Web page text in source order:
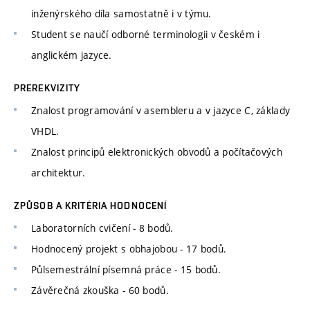
inženýrského díla samostatně i v týmu.
Student se naučí odborné terminologii v českém i
anglickém jazyce.
PREREKVIZITY
Znalost programování v asembleru a v jazyce C, základy
VHDL.
Znalost principů elektronických obvodů a počítačových
architektur.
ZPŮSOB A KRITÉRIA HODNOCENÍ
Laboratorních cvičení - 8 bodů.
Hodnocený projekt s obhajobou - 17 bodů.
Půlsemestrální písemná práce - 15 bodů.
Závěrečná zkouška - 60 bodů.